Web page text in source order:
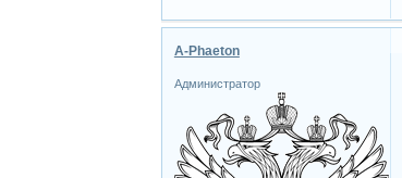
A-Phaeton
Администратор